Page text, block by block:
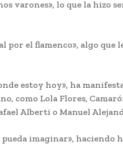
varones», lo que la hizo
por el flamenco», algo
estoy hoy», ha
como Lola Flores,
Alberti o Manuel
imaginar», haciendo